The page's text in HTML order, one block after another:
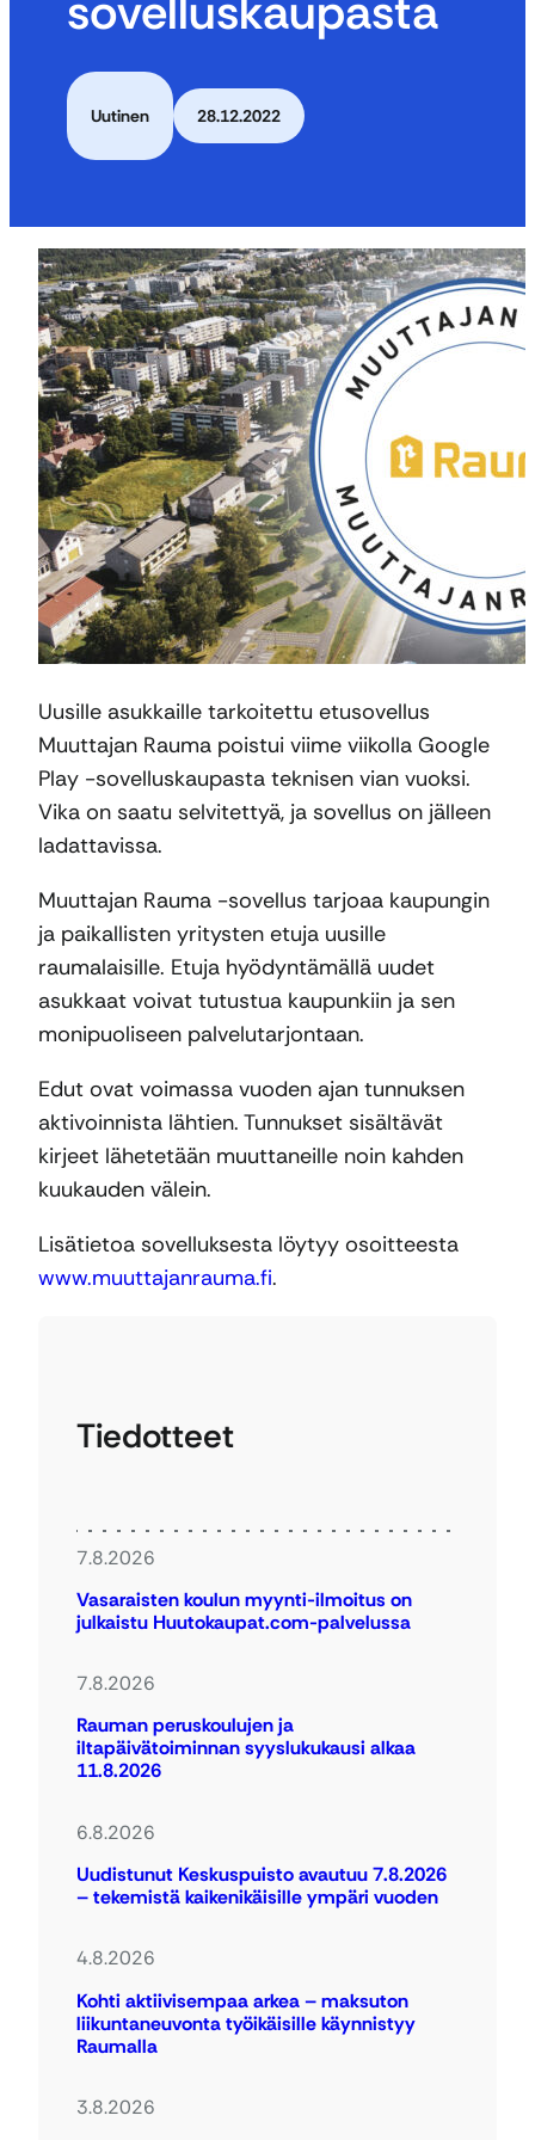
Uutinen 28.12.2022
Uusille asukkaille tarkoitettu etusovellus
Muuttajan Rauma poistui viime viikolla Google
Play -sovelluskaupasta teknisen vian vuoksi.
Vika on saatu selvitettyä, ja sovellus on jälleen
ladattavissa.
Muuttajan Rauma -sovellus tarjoaa kaupungin
ja paikallisten yritysten etuja uusille
raumalaisille. Etuja hyödyntämällä uudet
asukkaat voivat tutustua kaupunkiin ja sen
monipuoliseen palvelutarjontaan.
Edut ovat voimassa vuoden ajan tunnuksen
aktivoinnista lähtien. Tunnukset sisältävät
kirjeet lähetetään muuttaneille noin kahden
kuukauden välein.
Lisätietoa sovelluksesta löytyy osoitteesta
www.muuttajanrauma.fi.
Tiedotteet
7.8.2026
Vasaraisten koulun myynti-ilmoitus on
julkaistu Huutokaupat.com-palvelussa
7.8.2026
Rauman peruskoulujen ja
iltapäivätoiminnan syyslukukausi alkaa
11.8.2026
6.8.2026
Uudistunut Keskuspuisto avautuu 7.8.2026
– tekemistä kaikenikäisille ympäri vuoden
4.8.2026
Kohti aktiivisempaa arkea – maksuton
liikuntaneuvonta työikäisille käynnistyy
Raumalla
3.8.2026